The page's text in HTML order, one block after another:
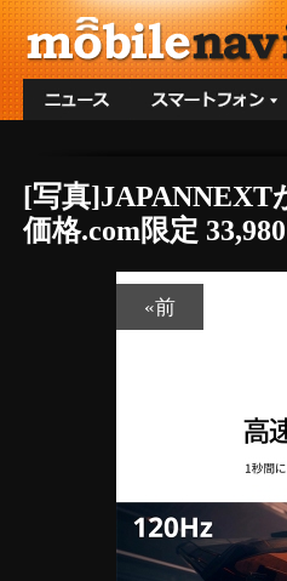
[写真]JAPANNEXT
価格.com限定
«前